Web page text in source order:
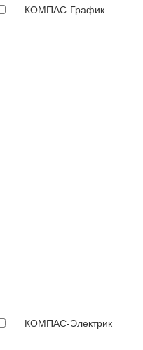
КОМПАС-График
КОМПАС-Электрик